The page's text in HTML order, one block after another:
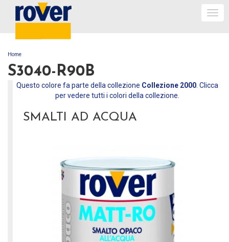
TU SEI QUI
Home
S3040-R90B
Questo colore fa parte della collezione Collezione 2000. Clicca
per vedere tutti i colori della collezione.
SMALTI AD ACQUA